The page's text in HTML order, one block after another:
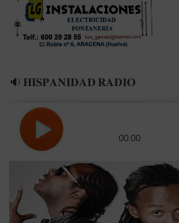
🔉 𝐇𝐈𝐒𝐏𝐀𝐍𝐈𝐃𝐀𝐃 𝐑𝐀𝐃𝐈𝐎